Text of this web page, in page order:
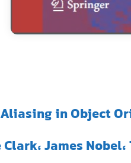
Aliasing in Object